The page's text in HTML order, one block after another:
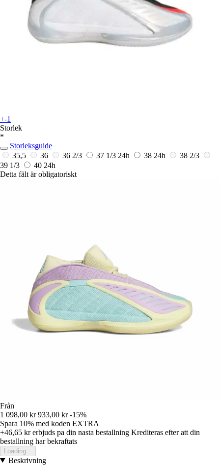
+-1
Storlek
*
Storleksguide
35,5
36 36 2/3 37 1/3 24h 38 24h
38 2/3
39 1/3
40 24h
Detta fält är obligatoriskt
Från
1 098,00 kr 933,00 kr -15%
Spara 10% med koden EXTRA
+46,65 krerbjuds pa din nasta bestallning Krediteras efter att din
bestallning har bekraftats
Loading...
Beskrivning